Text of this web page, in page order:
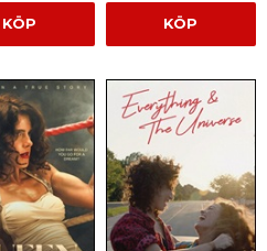
KÖP KÖP